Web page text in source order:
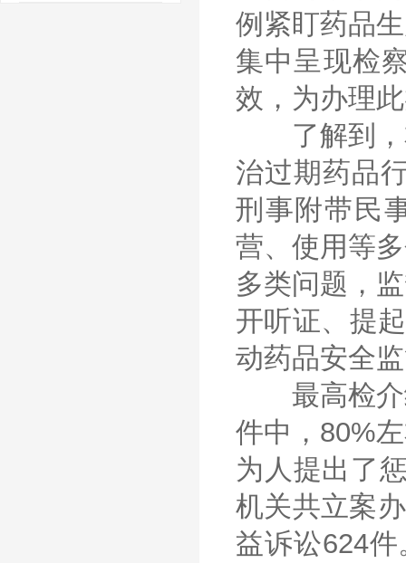
例紧盯药品
集中呈现检
效，为办理
了解到，
治过期药品
刑事附带民
营、使用等
多类问题，
开听证、提
动药品安全
最高检介
件中，80%
为人提出了
机关共立案
益诉讼624